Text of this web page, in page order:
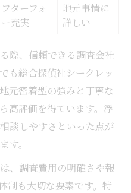
ターフォ
充実
地元事情に
詳しい
際、信頼できる調査会社
も総合探偵社シークレッ
元密着型の強みと丁寧な
高評価を得ています。浮
談しやすさといった点が
す。
、調査費用の明確さや報
制も大切な要素です。特